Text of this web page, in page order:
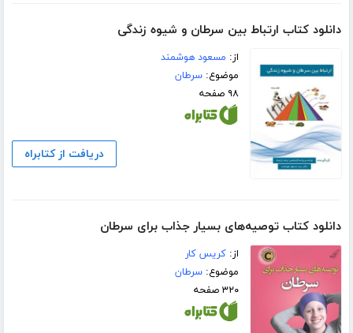
دانلود کتاب ارتباط بین سرطان و شیوه زندگی
از: مسعود هوشمند
موضوع:سرطان
۹۸ صفحه
دریافت از کتابراه
دانلود کتاب توصیه‌های بسیار جذاب برای سرطان
از:کریس کار
موضوع:سرطان
۳۲۰ صفحه